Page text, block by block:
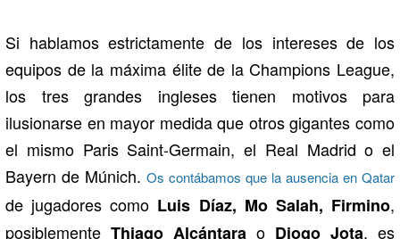
Si hablamos estrictamente de los intereses de los
equipos de la máxima élite de la Champions League,
los tres grandes ingleses tienen motivos para
ilusionarse en mayor medida que otros gigantes como
el mismo Paris Saint-Germain, el Real Madrid o el
Bayern de Múnich. Os contábamos que la ausencia en Qatar
de jugadores como Luis Díaz, Mo Salah, Firmino,
posiblemente Thiago Alcántara o Diogo Jota, es